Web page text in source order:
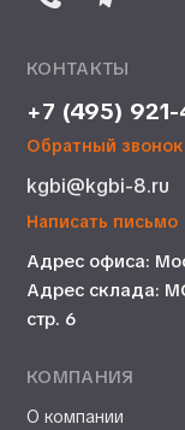
КОНТАКТЫ
+7 (495)
Обратный звонок
kgbi@kgbi-8.ru
Написать письмо
Адрес офиса:
Адрес склада:
стр. 6
КОМПАНИЯ
О компании